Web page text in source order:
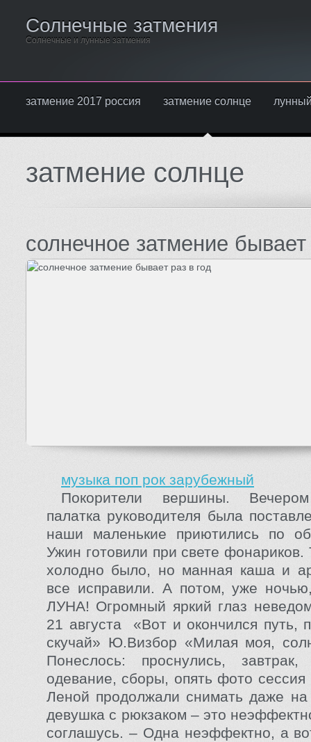
Солнечные затмения
Солнечные и лунные затмения
затмение 2017 россия затмение солнце
затмение солнце
солнечное затмение бывает
музыка поп рок зарубежный
Покорители вершины.
палатка руководителя была
наши маленькие приютились по
Ужин готовили при свете фонариков.
холодно было, но манная каша и
все исправили. А потом, уже
ЛУНА! Огромный яркий глаз
21 августа «Вот и окончился путь,
скучай» Ю.Визбор «Милая моя,
Понеслось: проснулись,
одевание, сборы, опять фото
Леной продолжали снимать даже на
девушка с рюкзаком – это
соглашусь. – Одна неэффектно, а